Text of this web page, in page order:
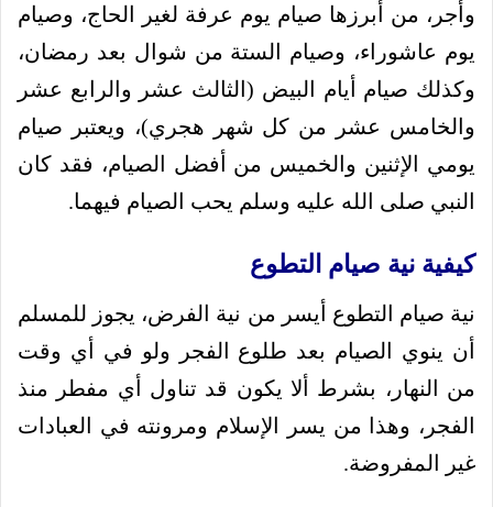
وأجر، من أبرزها صيام يوم عرفة لغير الحاج، وصيام
يوم عاشوراء، وصيام الستة من شوال بعد رمضان،
وكذلك صيام أيام البيض (الثالث عشر والرابع عشر
والخامس عشر من كل شهر هجري)، ويعتبر صيام
يومي الإثنين والخميس من أفضل الصيام، فقد كان
النبي صلى الله عليه وسلم يحب الصيام فيهما.
كيفية نية صيام التطوع
نية صيام التطوع أيسر من نية الفرض، يجوز للمسلم
أن ينوي الصيام بعد طلوع الفجر ولو في أي وقت
من النهار، بشرط ألا يكون قد تناول أي مفطر منذ
الفجر، وهذا من يسر الإسلام ومرونته في العبادات
غير المفروضة.